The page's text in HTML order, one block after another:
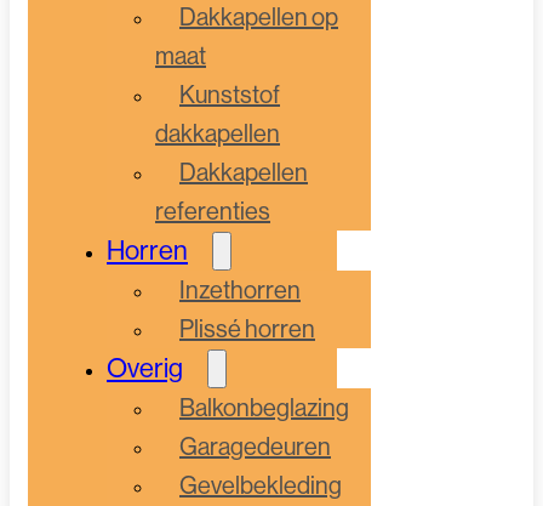
Dakkapellen op
maat
Kunststof
dakkapellen
Dakkapellen
referenties
Horren
Inzethorren
Plissé horren
Overig
Balkonbeglazing
Garagedeuren
Gevelbekleding